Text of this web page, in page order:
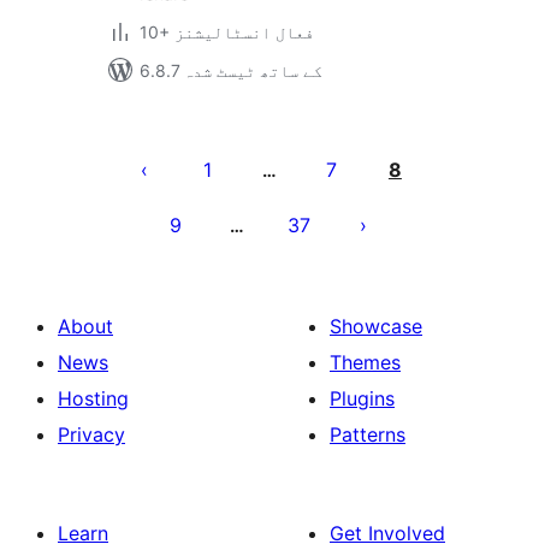
10+ فعال انسٹالیشنز
6.8.7 کے ساتھ ٹیسٹ شدہ
pagination
1 … 7 8
9 … 37
About
News
Hosting
Privacy
Showcase
Themes
Plugins
Patterns
Learn
Get Involved